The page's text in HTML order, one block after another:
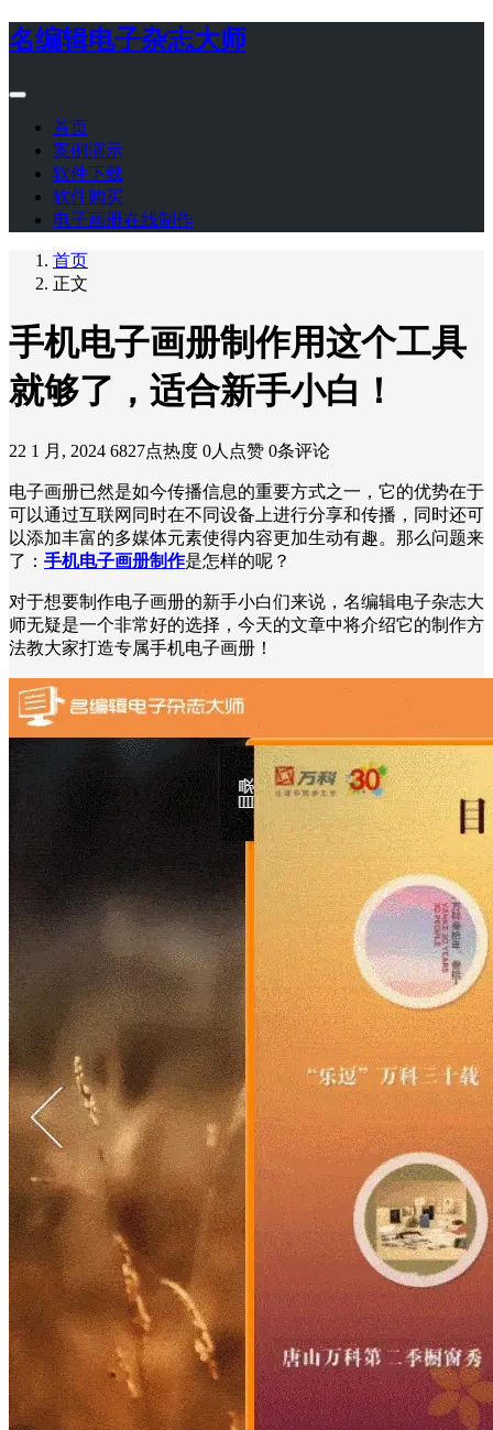
名编辑电子杂志大师
首页
案例演示
软件下载
软件购买
电子画册在线制作
首页
正文
手机电子画册制作用这个工具
就够了，适合新手小白！
22 1 月, 2024 6827点热度 0人点赞 0条评论
电子画册已然是如今传播信息的重要方式之一，它的优势在于
可以通过互联网同时在不同设备上进行分享和传播，同时还可
以添加丰富的多媒体元素使得内容更加生动有趣。那么问题来
了： 手机电子画册制作是怎样的呢？
对于想要制作电子画册的新手小白们来说，名编辑电子杂志大
师无疑是一个非常好的选择，今天的文章中将介绍它的制作方
法教大家打造专属手机电子画册！